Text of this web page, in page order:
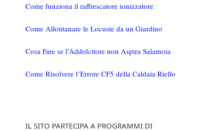
Come funziona il raffrescatore ionizzatore
Come Allontanare le Locuste da un Giardino
Cosa Fare se l’Addolcitore non Aspira Salamoia
Come Risolvere l’Errore CF5 della Caldaia Riello
IL SITO PARTECIPA A PROGRAMMI DI